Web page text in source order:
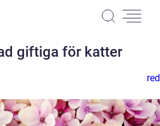
giftiga för katter